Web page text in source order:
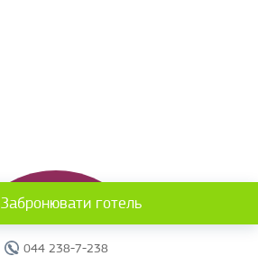
044 238-7-238
Забронювати готель